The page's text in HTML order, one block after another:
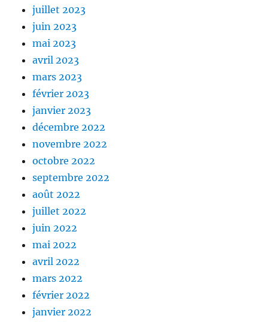
juillet 2023
juin 2023
mai 2023
avril 2023
mars 2023
février 2023
janvier 2023
décembre 2022
novembre 2022
octobre 2022
septembre 2022
août 2022
juillet 2022
juin 2022
mai 2022
avril 2022
mars 2022
février 2022
janvier 2022